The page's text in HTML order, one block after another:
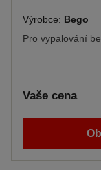
Výrobce: Bego
Pro vypalování
Vaše cena